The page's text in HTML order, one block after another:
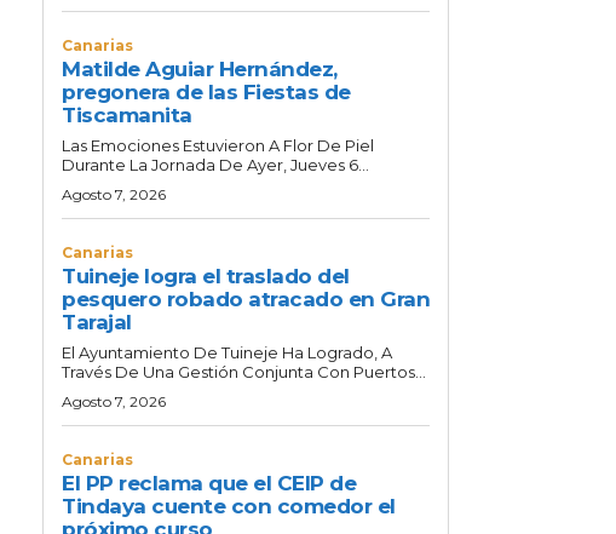
Canarias
Matilde Aguiar Hernández,
pregonera de las Fiestas de
Tiscamanita
Las Emociones Estuvieron A Flor De Piel
Durante La Jornada De Ayer, Jueves 6...
Agosto 7, 2026
Canarias
Tuineje logra el traslado del
pesquero robado atracado en Gran
Tarajal
El Ayuntamiento De Tuineje Ha Logrado, A
Través De Una Gestión Conjunta Con Puertos...
Agosto 7, 2026
Canarias
El PP reclama que el CEIP de
Tindaya cuente con comedor el